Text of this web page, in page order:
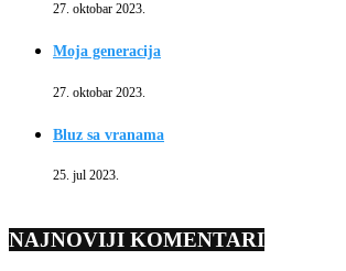
27. oktobar 2023.
Moja generacija
27. oktobar 2023.
Bluz sa vranama
25. jul 2023.
NAJNOVIJI KOMENTARI